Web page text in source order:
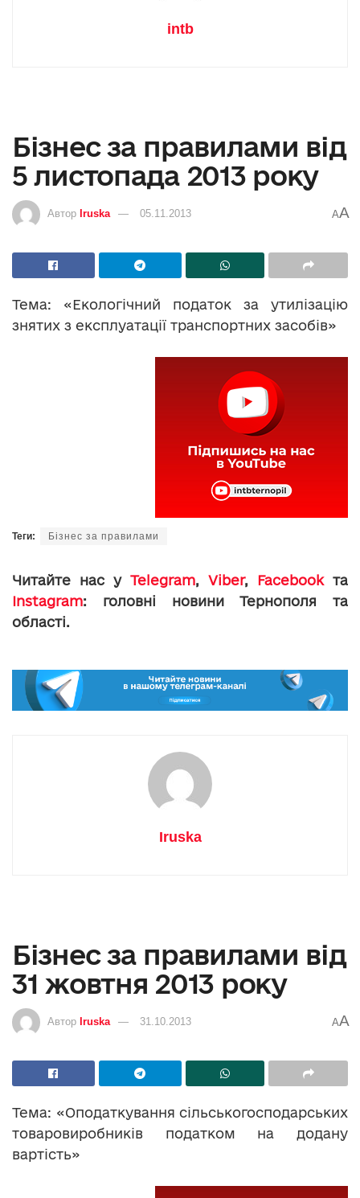
intb
Бізнес за правилами від
5 листопада 2013 року
Автор Iruska 05.11.2013 AA
Тема: «Екологічний податок за утилізацію
знятих з експлуатації транспортних засобів»
Теги: Бізнес за правилами
Читайте нас у Telegram, Viber, Facebookта
Instagram: головні новини Тернополя та
області.
Iruska
Бізнес за правилами від
31 жовтня 2013 року
Автор Iruska 31.10.2013 AA
Тема: «Оподаткування сільськогосподарських
товаровиробників податком на додану
вартість»